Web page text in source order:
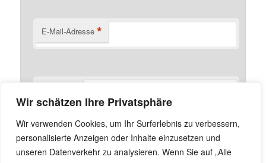
Wir schätzen Ihre Privatsphäre
Wir verwenden Cookies, um Ihr Surferlebnis zu verbessern,
personalisierte Anzeigen oder Inhalte einzusetzen und
unseren Datenverkehr zu analysieren. Wenn Sie auf „Alle
E-Mail-Adresse *
Name, E-Mail-Adresse und Website in diesem Browser
für meinen nächsten Kommentar speichern.